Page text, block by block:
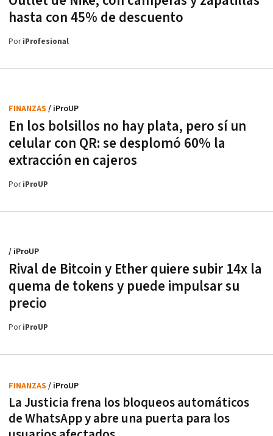
hasta con 45% de descuento
PoriProfesional
En los bolsillos no hay plata, pero sí un
celular con QR: se desplomó 60% la
extracción en cajeros
FINANZAS / iProUP
PoriProUP
Rival de Bitcoin y Ether quiere subir 14x la
quema de tokens y puede impulsar su
precio
/ iProUP
PoriProUP
La Justicia frena los bloqueos automáticos
de WhatsApp y abre una puerta para los
FINANZAS / iProUP